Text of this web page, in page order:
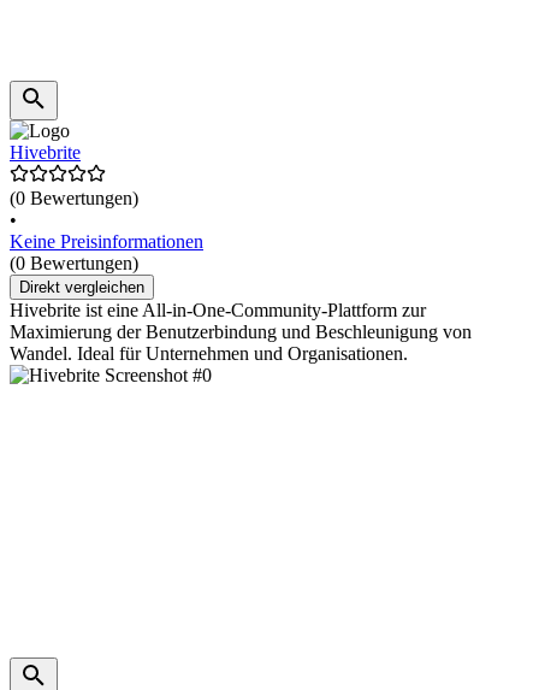
Hivebrite
(0 Bewertungen)
•
Keine Preisinformationen
(0 Bewertungen)
Direkt vergleichen
Hivebrite ist eine All-in-One-Community-Plattform zur
Maximierung der Benutzerbindung und Beschleunigung von
Wandel. Ideal für Unternehmen und Organisationen.